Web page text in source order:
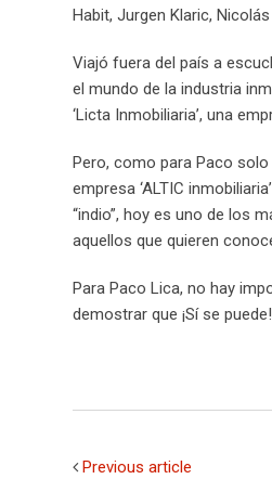
Habit, Jurgen Klaric,
Viajó fuera del país a
el mundo de la industria
‘Licta Inmobiliaria’, una
Pero, como para Paco
empresa ‘ALTIC
“indio”, hoy es uno de los
aquellos que quieren
Para Paco Lica, no hay
demostrar que ¡Sí se puede!
Previous article